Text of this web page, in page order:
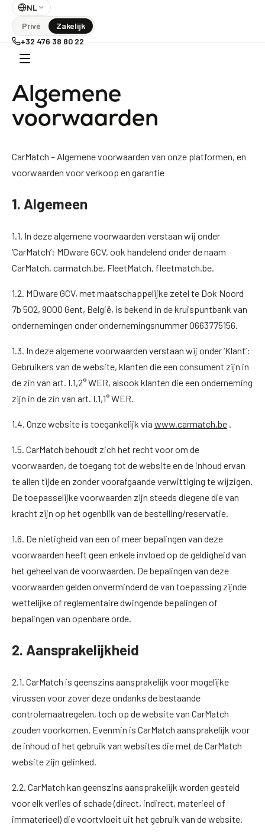
NL
Privé
Zakelijk
+32 476 38 80 22
Algemene
voorwaarden
CarMatch – Algemene voorwaarden van onze platformen, en
voorwaarden voor verkoop en garantie
1. Algemeen
1.1. In deze algemene voorwaarden verstaan wij onder
‘CarMatch’: MDware GCV, ook handelend onder de naam
CarMatch, carmatch.be, FleetMatch, fleetmatch.be.
1.2. MDware GCV, met maatschappelijke zetel te Dok Noord
7b 502, 9000 Gent, België, is bekend in de kruispuntbank van
ondernemingen onder ondernemingsnummer 0663775156.
1.3. In deze algemene voorwaarden verstaan wij onder ‘Klant’:
Gebruikers van de website, klanten die een consument zijn in
de zin van art. I.1,2° WER, alsook klanten die een onderneming
zijn in de zin van art. I.1,1° WER.
1.4. Onze website is toegankelijk via www.carmatch.be .
1.5. CarMatch behoudt zich het recht voor om de
voorwaarden, de toegang tot de website en de inhoud ervan
te allen tijde en zonder voorafgaande verwittiging te wijzigen.
De toepasselijke voorwaarden zijn steeds diegene die van
kracht zijn op het ogenblik van de bestelling/reservatie.
1.6. De nietigheid van een of meer bepalingen van deze
voorwaarden heeft geen enkele invloed op de geldigheid van
het geheel van de voorwaarden. De bepalingen van deze
voorwaarden gelden onverminderd de van toepassing zijnde
wettelijke of reglementaire dwingende bepalingen of
bepalingen van openbare orde.
2. Aansprakelijkheid
2.1. CarMatch is geenszins aansprakelijk voor mogelijke
virussen voor zover deze ondanks de bestaande
controlemaatregelen, toch op de website van CarMatch
zouden voorkomen. Evenmin is CarMatch aansprakelijk voor
de inhoud of het gebruik van websites die met de CarMatch
website zijn gelinked.
2.2. CarMatch kan geenszins aansprakelijk worden gesteld
voor elk verlies of schade (direct, indirect, materieel of
immaterieel) die voortvloeit uit het gebruik van de website.